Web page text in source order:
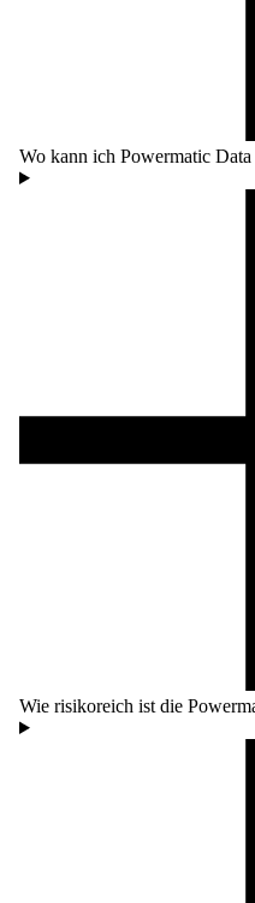
Wo kann ich Powermatic
Wie risikoreich ist die